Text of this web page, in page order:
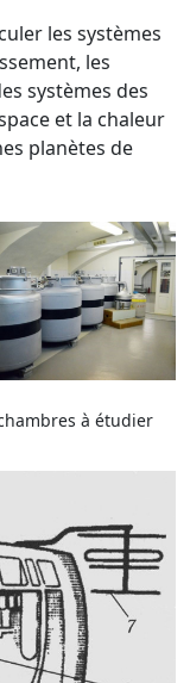
les systèmes
les
systèmes des
et la chaleur
planètes de
à étudier